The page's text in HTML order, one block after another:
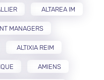
ALTAREA IM
MANAGERS
ALTIXIA REIM
AMIENS